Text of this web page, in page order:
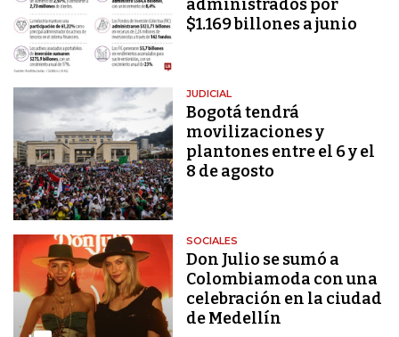
administrados por
$1.169 billones a junio
JUDICIAL
Bogotá tendrá
movilizaciones y
plantones entre el 6 y el
8 de agosto
SOCIALES
Don Julio se sumó a
Colombiamoda con una
celebración en la ciudad
de Medellín